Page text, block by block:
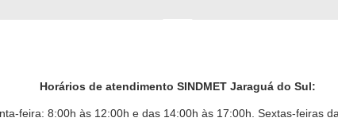
Horários de atendimento SINDMET Jaraguá do Sul:
feira: 8:00h às 12:00h e das 14:00h às 17:00h. Sextas-feiras